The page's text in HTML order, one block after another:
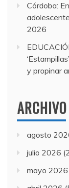
Córdoba:
2026
y propinar
ARCHIVO
agosto
julio 2026
mayo 2026